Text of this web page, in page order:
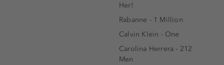
Her!
Rabanne - 1 Million
Calvin Klein - One
Carolina Herrera - 212
Men